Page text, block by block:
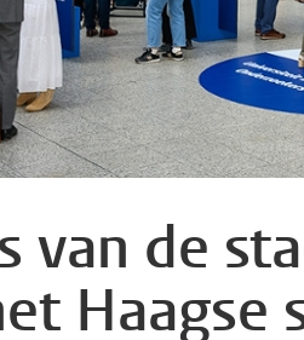
van de
Haagse